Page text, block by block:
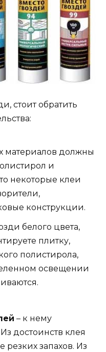
стоит обратить
материалов должны
и
некоторые клеи
конструкции.
белого цвета,
плитку,
полистирола,
освещении
– к нему
достоинств клея
резких запахов. Из